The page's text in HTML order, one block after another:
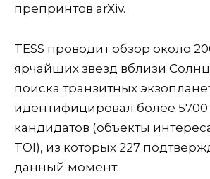
препринтов arXiv.
TESS проводит обзор около
ярчайших звезд вблизи
поиска транзитных
идентифицировал более 5700
кандидатов (объекты
TOI), из которых 227
данный момент.